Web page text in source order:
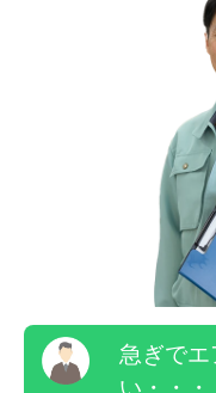
急ぎで
い・・・